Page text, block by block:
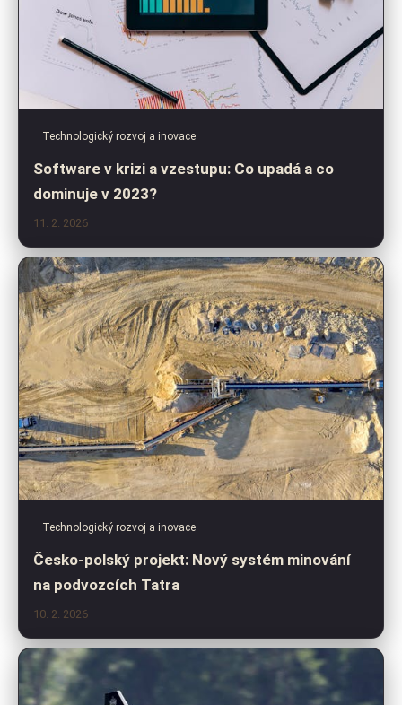
Technologický rozvoj a inovace
Software v krizi a vzestupu: Co upadá a co
dominuje v 2023?
11. 2. 2026
Technologický rozvoj a inovace
Česko-polský projekt: Nový systém minování
na podvozcích Tatra
10. 2. 2026